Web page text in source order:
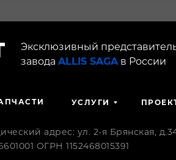
адрес: ул. 2-я Брянская,
ОГРН 1152468015391
УСЛУГИ
Эксклюзивный
завода ALLIS SAGA в России